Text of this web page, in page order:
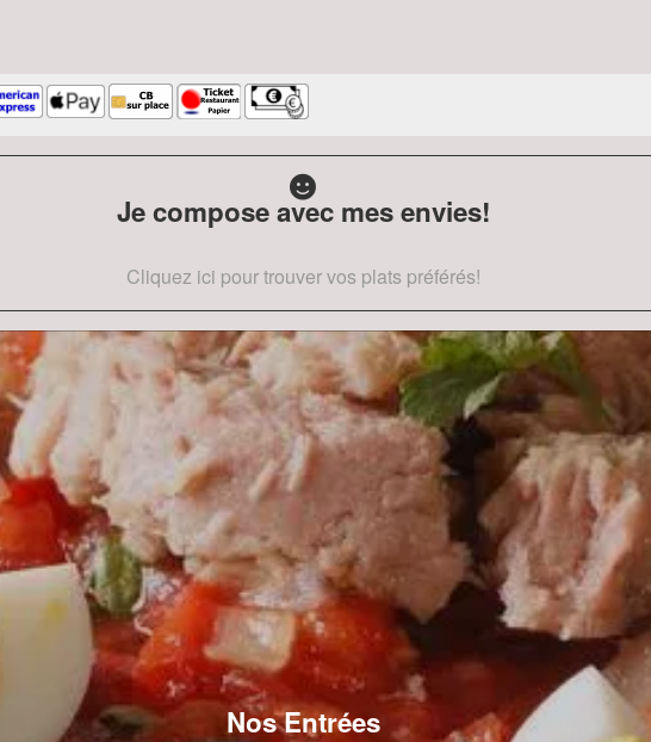
Je compose avec mes envies!
Cliquez ici pour trouver vos plats préférés!
Nos Entrées